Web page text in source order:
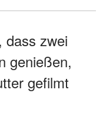
dass zwei
genießen,
gefilmt